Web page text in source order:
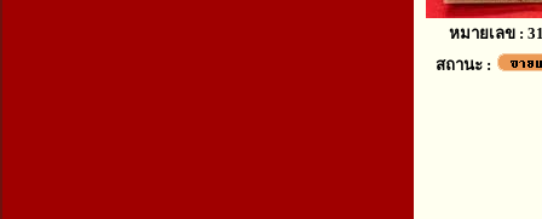
หมายเลข :
สถานะ :